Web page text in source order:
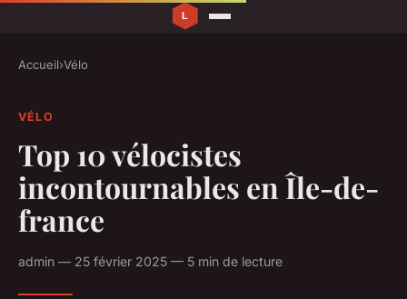
Accueil›Vélo
VÉLO
Top 10 vélocistes
incontournables en Île-de-
france
admin — 25 février 2025 — 5 min de lecture